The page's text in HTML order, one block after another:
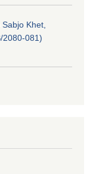
Khet,
2080-081)